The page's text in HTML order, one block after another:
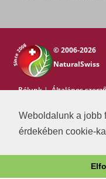
Weboldalunk a jobb
érdekében cookie-
© 2006-2026
NaturalSwiss
Rólunk|Általános
Copyright © 2006-2026
oldal tartalma nem